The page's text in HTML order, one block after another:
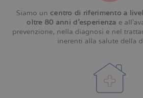
Siamo un centro di riferimento a
oltre 80 anni d’esperienza e
prevenzione, nella diagnosi e nel
inerenti alla salute della